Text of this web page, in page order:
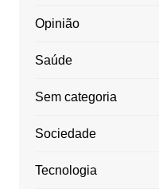
Opinião
Saúde
Sem categoria
Sociedade
Tecnologia